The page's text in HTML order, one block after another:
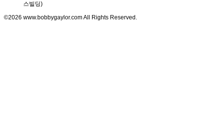
스빌딩)
©2026 www.bobbygaylor.com All Rights Reserved.